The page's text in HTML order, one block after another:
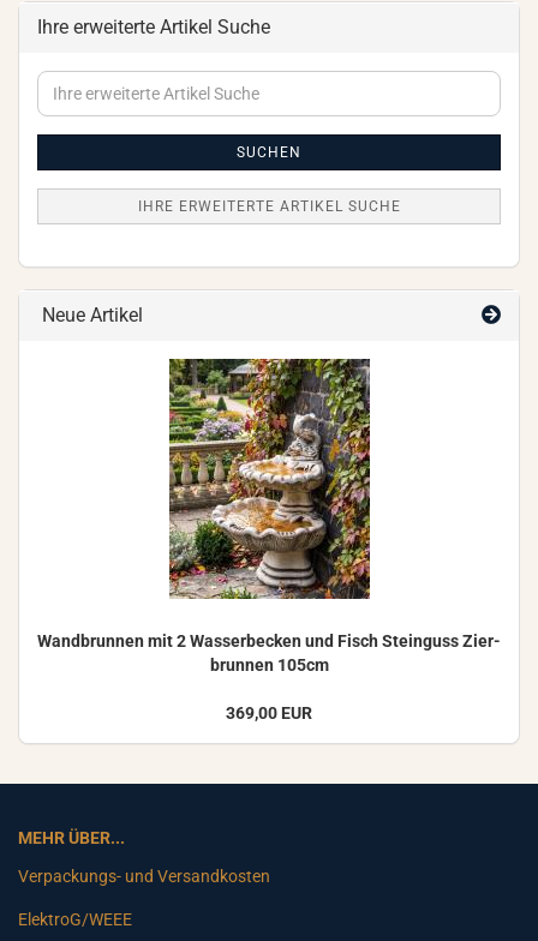
Ihre erweiterte Artikel Suche
Ihre
erweiterte
SUCHEN
IHRE ERWEITERTE ARTIKEL SUCHE
Neue Artikel
Wand­brun­nen mit 2 Was­ser­be­cken und Fisch Stein­guss Zier­
brun­nen 105cm
369,00 EUR
MEHR ÜBER...
Verpackungs- und Versandkosten
ElektroG/WEEE